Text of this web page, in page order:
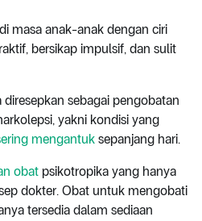
masa anak-anak dengan ciri
bersikap impulsif, dan sulit
diresepkan sebagai pengobatan
yakni kondisi yang
mengantuk sepanjang hari.
obat psikotropika yang hanya
dokter. Obat untuk mengobati
tersedia dalam sediaan